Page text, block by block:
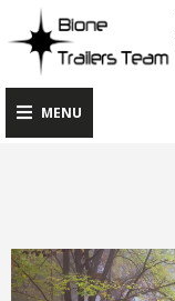
MENU